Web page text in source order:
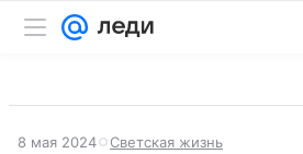
8 мая 2024 Светская жизнь